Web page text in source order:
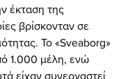
έκταση της
βρίσκονταν σε
Το «Sveaborg»
1.000 μέλη, ενώ
είχαν συνεργαστεί